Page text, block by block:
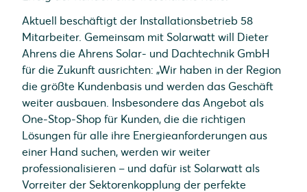
Aktuell beschäftigt der Installationsbetrieb 58
Mitarbeiter. Gemeinsam mit Solarwatt will Dieter
Ahrens die Ahrens Solar- und Dachtechnik GmbH
für die Zukunft ausrichten: „Wir haben in der Region
die größte Kundenbasis und werden das Geschäft
weiter ausbauen. Insbesondere das Angebot als
One-Stop-Shop für Kunden, die die richtigen
Lösungen für alle ihre Energieanforderungen aus
einer Hand suchen, werden wir weiter
professionalisieren – und dafür ist Solarwatt als
Vorreiter der Sektorenkopplung der perfekte